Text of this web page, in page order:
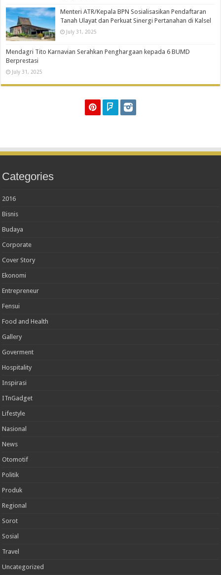
Menteri ATR/Kepala BPN Sosialisasikan Pendaftaran
Tanah Ulayat dan Perkuat Sinergi Pertanahan di Kalsel
July 31, 2025
Mendagri Tito Karnavian Serahkan Penghargaan kepada 6 BUMD
Berprestasi
July 31, 2025
Categories
2016
Bisnis
Budaya
Corporate
Cover Story
Ekonomi
Entrepreneur
Fensui
Food and Health
Gallery
Goverment
Hospitality
Inspirasi
ITnGadget
Lifestyle
Nasional
News
Otomotif
Politik
Produk
Regional
Sorot
Sosial
Travel
Uncategorized